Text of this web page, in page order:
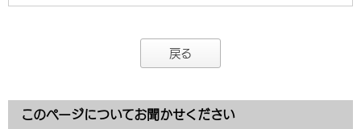
戻る
このページについてお聞かせください